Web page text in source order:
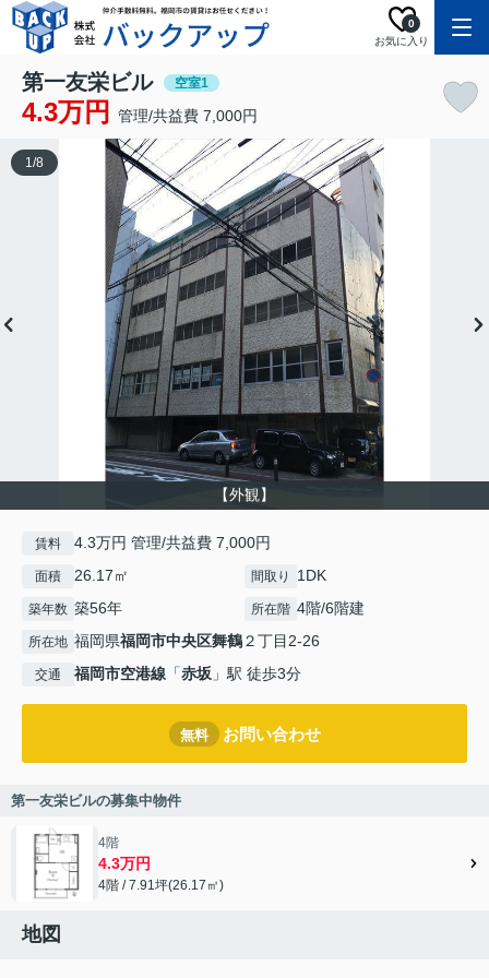
お気に入り
0
第一友栄ビル 空室1
4.3万円 管理/共益費 7,000円
【外観】
1/8
賃料 4.3万円 管理/共益費 7,000円
面積 26.17㎡ 間取り 1DK
築年数 築56年 所在階 4階/6階建
所在地 福岡県福岡市中央区舞鶴２丁目2-26
交通 福岡市空港線 「赤坂 」駅 徒歩3分
無料 お問い合わせ
第一友栄ビルの募集中物件
4階
4.3万円
4階 / 7.91坪(26.17㎡)
地図